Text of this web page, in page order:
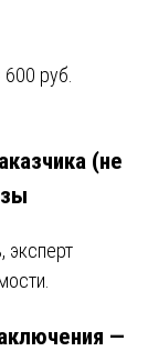
руб.
(не
эксперт
—